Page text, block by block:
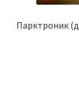
Парктроник